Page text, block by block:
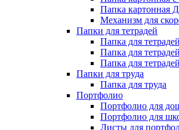
Папка картонная
Механизм для
Папки для тетрадей
Папка для
Папка для
Папка для
Папки для труда
Папка для труда
Портфолио
Портфолио для
Портфолио для
Листы для